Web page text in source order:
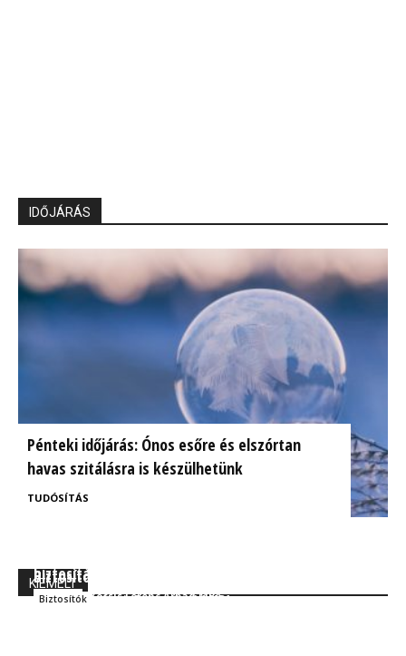
IDŐJÁRÁS
Pénteki időjárás: Ónos esőre és elszórtan
havas szitálásra is készülhetünk
TUDÓSÍTÁS
KIEMELT
biztosítás jövője!
Szakmai Kocsis Ferenc Árpád MBA
Biztosítónál
Biztosítók Kocsis Ferenc Árpád MBA